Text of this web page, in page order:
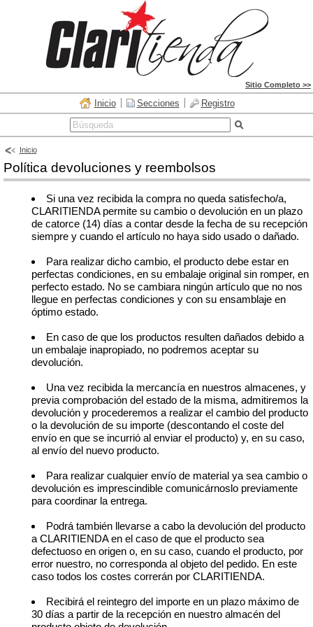
Sitio Completo >>
Inicio Secciones Registro
Inicio
Política devoluciones y reembolsos
Si una vez recibida la compra no queda satisfecho/a,
CLARITIENDA permite su cambio o devolución en un plazo
de catorce (14) días a contar desde la fecha de su recepción
siempre y cuando el artículo no haya sido usado o dañado.
Para realizar dicho cambio, el producto debe estar en
perfectas condiciones, en su embalaje original sin romper, en
perfecto estado. No se cambiara ningún artículo que no nos
llegue en perfectas condiciones y con su ensamblaje en
óptimo estado.
En caso de que los productos resulten dañados debido a
un embalaje inapropiado, no podremos aceptar su
devolución.
Una vez recibida la mercancía en nuestros almacenes, y
previa comprobación del estado de la misma, admitiremos la
devolución y procederemos a realizar el cambio del producto
o la devolución de su importe (descontando el coste del
envío en que se incurrió al enviar el producto) y, en su caso,
al envío del nuevo producto.
Para realizar cualquier envío de material ya sea cambio o
devolución es imprescindible comunicárnoslo previamente
para coordinar la entrega.
Podrá también llevarse a cabo la devolución del producto
a CLARITIENDA en el caso de que el producto sea
defectuoso en origen o, en su caso, cuando el producto, por
error nuestro, no corresponda al objeto del pedido. En este
caso todos los costes correrán por CLARITIENDA.
Recibirá el reintegro del importe en un plazo máximo de
30 días a partir de la recepción en nuestro almacén del